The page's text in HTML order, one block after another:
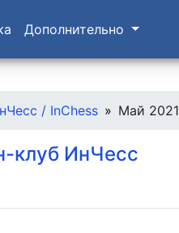
Дополнительно
/ InChess Май 2021
клуб ИнЧесс